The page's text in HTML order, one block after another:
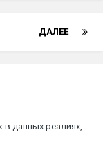
ДАЛЕЕ
в данных реалиях,